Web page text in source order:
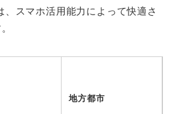
、スマホ活用能力によって快適さ
地方都市